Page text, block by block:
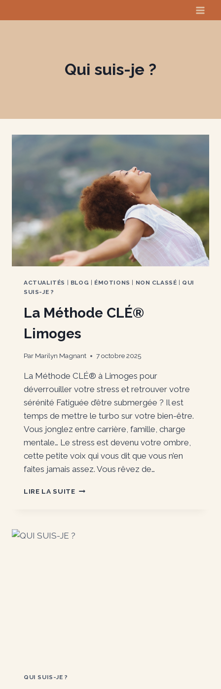
au
Qui suis-je ?
ACTUALITÉS | BLOG | ÉMOTIONS | NON CLASSÉ | QUI
SUIS-JE ?
La Méthode CLÉ®
Limoges
Par Marilyn Magnant 7 octobre 2025
La Méthode CLÉ® à Limoges pour
déverrouiller votre stress et retrouver votre
sérénité Fatiguée d’être submergée ? Il est
temps de mettre le turbo sur votre bien-être.
Vous jonglez entre carrière, famille, charge
mentale… Le stress est devenu votre ombre,
cette petite voix qui vous dit que vous n’en
faites jamais assez. Vous rêvez de…
LIRE LA SUITELA
QUI SUIS-JE ?